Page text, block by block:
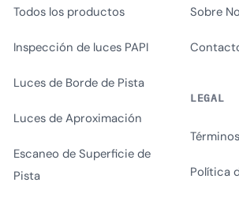
Todos los productos
Inspección de luces PAPI
Luces de Borde de Pista
Luces de Aproximación
Escaneo de Superficie de
Pista
Sobre
LEGAL
Política